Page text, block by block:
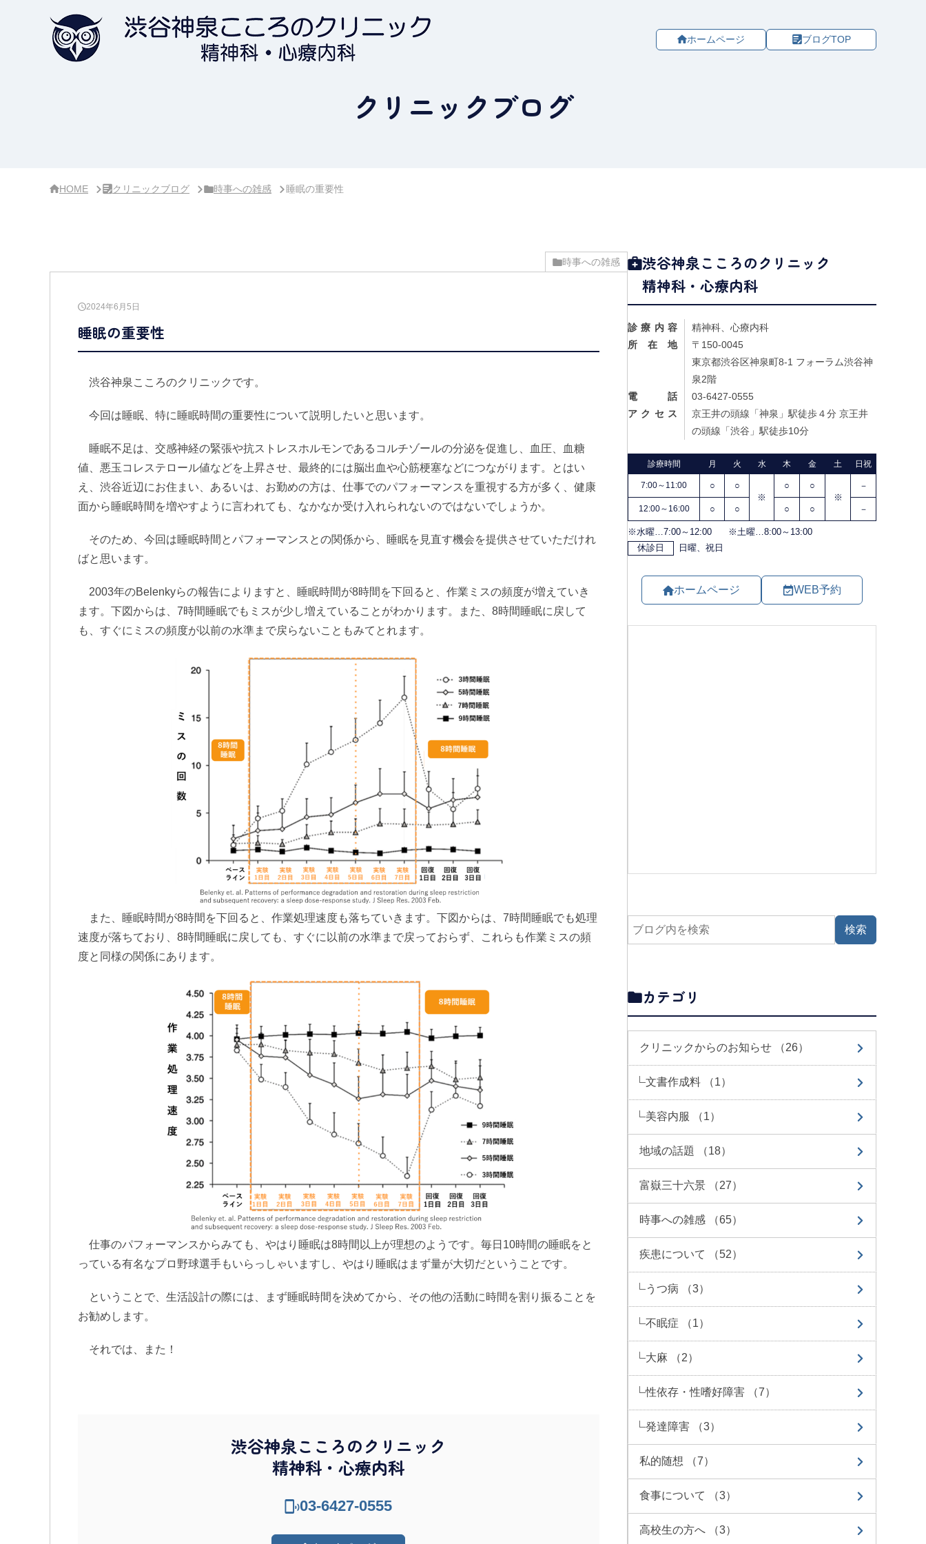
ホームページ ブログTOP
クリニックブログ
HOME クリニックブログ 時事への雑感 睡眠の重要性
時事への雑感
2024年6月5日
睡眠の重要性
渋谷神泉こころのクリニックです。
今回は睡眠、特に睡眠時間の重要性について説明したいと思います。
睡眠不足は、交感神経の緊張や抗ストレスホルモンであるコルチゾールの分泌を促進し、血圧、血糖
値、悪玉コレステロール値などを上昇させ、最終的には脳出血や心筋梗塞などにつながります。とはい
え、渋谷近辺にお住まい、あるいは、お勤めの方は、仕事でのパフォーマンスを重視する方が多く、健康
面から睡眠時間を増やすように言われても、なかなか受け入れられないのではないでしょうか。
そのため、今回は睡眠時間とパフォーマンスとの関係から、睡眠を見直す機会を提供させていただけれ
ばと思います。
2003年のBelenkyらの報告によりますと、睡眠時間が8時間を下回ると、作業ミスの頻度が増えていき
ます。下図からは、7時間睡眠でもミスが少し増えていることがわかります。また、8時間睡眠に戻して
も、すぐにミスの頻度が以前の水準まで戻らないこともみてとれます。
また、睡眠時間が8時間を下回ると、作業処理速度も落ちていきます。下図からは、7時間睡眠でも処理
速度が落ちており、8時間睡眠に戻しても、すぐに以前の水準まで戻っておらず、これらも作業ミスの頻
度と同様の関係にあります。
仕事のパフォーマンスからみても、やはり睡眠は8時間以上が理想のようです。毎日10時間の睡眠をと
っている有名なプロ野球選手もいらっしゃいますし、やはり睡眠はまず量が大切だということです。
ということで、生活設計の際には、まず睡眠時間を決めてから、その他の活動に時間を割り振ることを
お勧めします。
それでは、また！
渋谷神泉こころのクリニック
精神科・心療内科
03-6427-0555
渋谷神泉こころのクリニック
精神科・心療内科
診療内容
精神科、心療内科
所在地
〒150-0045
東京都渋谷区神泉町8-1 フォーラム渋谷神
泉2階
電話
03-6427-0555
アクセス
京王井の頭線「神泉」駅徒歩４分 京王井
の頭線「渋谷」駅徒歩10分
ホームページ WEB予約
カテゴリ
クリニックからのお知らせ （26）
文書作成料 （1）
美容内服 （1）
地域の話題 （18）
富嶽三十六景 （27）
時事への雑感 （65）
疾患について （52）
うつ病 （3）
不眠症 （1）
大麻 （2）
性依存・性嗜好障害 （7）
発達障害 （3）
私的随想 （7）
食事について （3）
高校生の方へ （3）